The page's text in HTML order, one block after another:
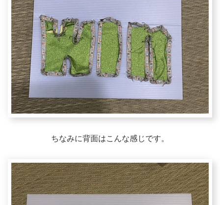
ちなみに背面はこんな感じです。